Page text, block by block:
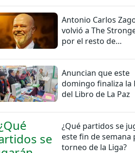
Antonio Carlos
volvió a The
por el resto de
Anuncian que este
domingo finaliza la
del Libro de La Paz
¿Qué partidos se
este fin de semana
torneo de la Liga?